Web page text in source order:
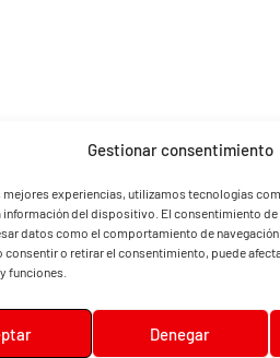
Gestionar consentimiento
mejores experiencias, utilizamos tecnologías
información del dispositivo. El consentimiento
datos como el comportamiento de
consentir o retirar el consentimiento, puede
funciones.
Denegar
la Comunidad
y noticias